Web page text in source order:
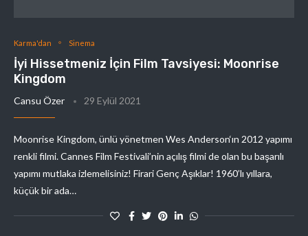
Karma'dan Sinema
İyi Hissetmeniz İçin Film Tavsiyesi: Moonrise
Kingdom
Cansu Özer 29 Eylül 2021
Moonrise Kingdom, ünlü yönetmen Wes Anderson‘ın 2012 yapımı
renkli filmi. Cannes Film Festivali’nin açılış filmi de olan bu başarılı
yapımı mutlaka izlemelisiniz! Firari Genç Aşıklar! 1960’lı yıllara,
küçük bir ada…